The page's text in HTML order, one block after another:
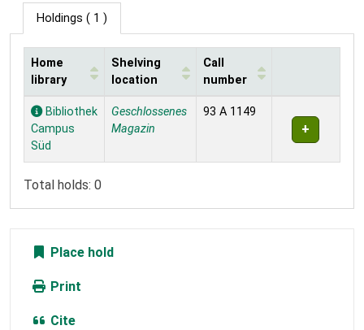
Holdings ( 1 )
Holdings
Home
library
Shelving
location
Call
number
Bibliothek
Campus
Süd
Geschlossenes
Magazin
93 A 1149
Total holds: 0
Place hold
Print
Cite